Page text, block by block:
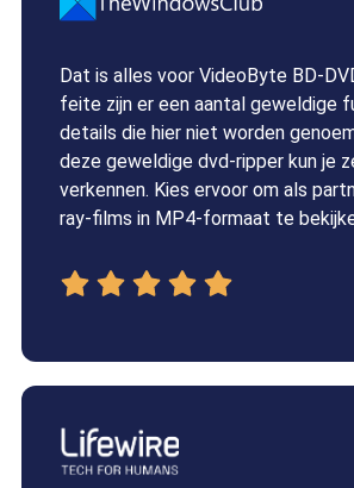
Dat is alles voor VideoByte BD-
feite zijn er een aantal geweldige
details die hier niet worden
deze geweldige dvd-ripper kun je
verkennen. Kies ervoor om als
ray-films in MP4-formaat te